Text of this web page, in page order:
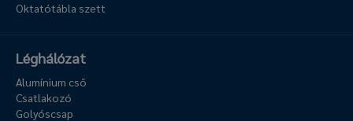
Oktatótábla szett
Léghálózat
Alumínium cső
Csatlakozó
Golyóscsap